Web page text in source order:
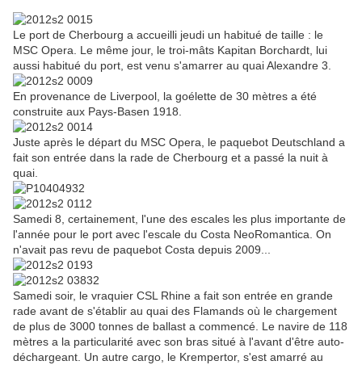
Le port de Cherbourg a accueilli jeudi un habitué de taille : le
MSC Opera. Le même jour, le troi-mâts Kapitan Borchardt, lui
aussi habitué du port, est venu s'amarrer au quai Alexandre 3.
En provenance de Liverpool, la goélette de 30 mètres a été
construite aux Pays-Basen 1918.
Juste après le départ du MSC Opera, le paquebot Deutschland a
fait son entrée dans la rade de Cherbourg et a passé la nuit à
quai.
Samedi 8, certainement, l'une des escales les plus importante de
l'année pour le port avec l'escale du Costa NeoRomantica. On
n'avait pas revu de paquebot Costa depuis 2009...
Samedi soir, le vraquier CSL Rhine a fait son entrée en grande
rade avant de s'établir au quai des Flamands où le chargement
de plus de 3000 tonnes de ballast a commencé. Le navire de 118
mètres a la particularité avec son bras situé à l'avant d'être auto-
déchargeant. Un autre cargo, le Krempertor, s'est amarré au